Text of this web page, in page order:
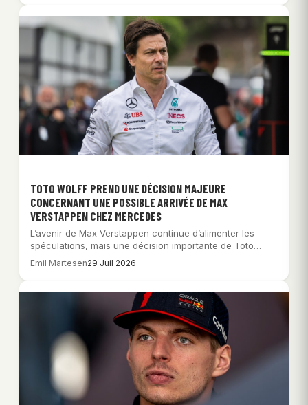
TOTO WOLFF PREND UNE DÉCISION MAJEURE
CONCERNANT UNE POSSIBLE ARRIVÉE DE MAX
VERSTAPPEN CHEZ MERCEDES
L’avenir de Max Verstappen continue d’alimenter les
spéculations, mais une décision importante de Toto
Wolff…
Emil Martesen29 Juil 2026